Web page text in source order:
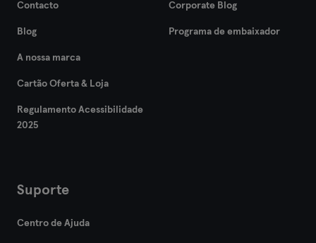
Contacto
Blog
A nossa marca
Cartão Oferta & Loja
Regulamento Acessibilidade
2025
Corporate Blog
Programa de embaixador
Suporte
Centro de Ajuda